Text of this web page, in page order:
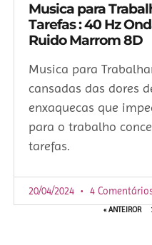
Musica para
Tarefas : 40 Hz
Ruido Marrom 8D
Musica para
cansadas das dores
enxaquecas que
para o trabalho
tarefas.
20/04/2024 4
« ANTEIROR